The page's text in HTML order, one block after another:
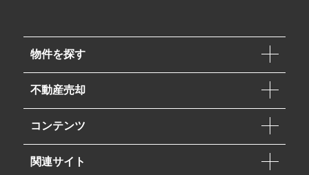
物件を探す
不動産売却
コンテンツ
関連サイト